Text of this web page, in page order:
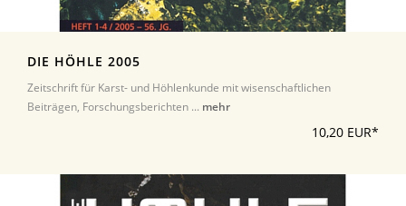
DIE HÖHLE 2005
Zeitschrift für Karst- und Höhlenkunde mit wisenschaftlichen
Beiträgen, Forschungsberichten ... mehr
10,20 EUR*